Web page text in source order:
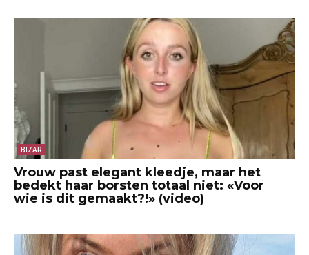
BIZAR
Vrouw past elegant kleedje, maar het
bedekt haar borsten totaal niet: «Voor
wie is dit gemaakt?!» (video)